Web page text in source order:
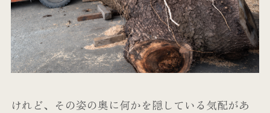
けれど、その姿の奥に何かを隠している気配があ